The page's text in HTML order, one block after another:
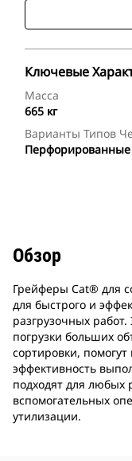
Ключевые
Масса
665 кг
Варианты Типов
Перфорированные
Обзор
Грейферы Cat® для
для быстрого и
разгрузочных
погрузки больших
сортировки,
эффективность
подходят для любых
вспомогательных
утилизации.